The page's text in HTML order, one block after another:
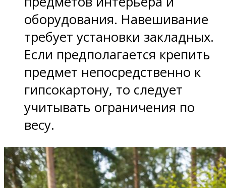
оборудования. Навешивание
требует установки закладных.
Если предполагается крепить
предмет непосредственно к
гипсокартону, то следует
учитывать ограничения по
весу.